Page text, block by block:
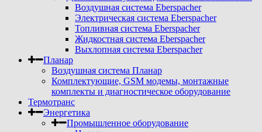
Воздушная система Eberspacher
Электрическая система Eberspacher
Топливная система Eberspacher
Жидкостная система Eberspacher
Выхлопная система Eberspacher
Планар
Воздушная система Планар
Комплектующие, GSM модемы, монтажные
комплекты и диагностическое оборудование
Термотранс
Энергетика
Промышленное оборудование